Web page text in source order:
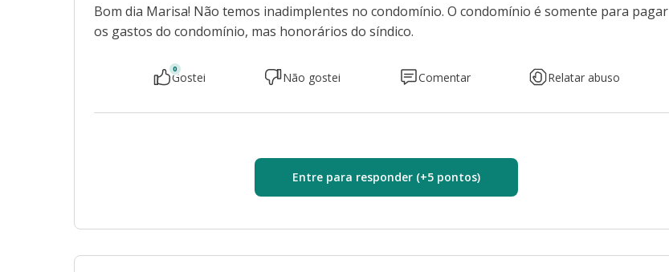
Bom dia Marisa! Não temos inadimplentes no condomínio. O condomínio é somente para pagar
os gastos do condomínio, mas honorários do síndico.
0
Gostei Não gostei Comentar Relatar abuso
Entre para responder (+5 pontos)